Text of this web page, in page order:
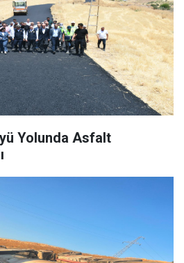
Yolunda Asfalt